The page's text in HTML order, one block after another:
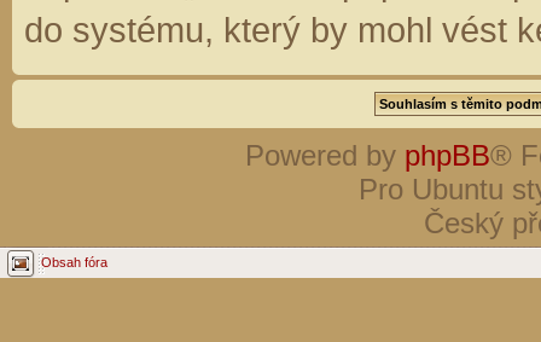
do systému, který by mohl vést
Powered by phpBB®
Pro Ubuntu
Český
Obsah fóra